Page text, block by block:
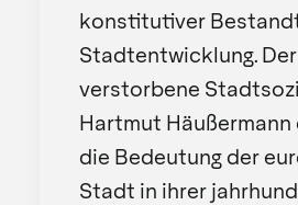
konstitutiver
Stadtentwicklung. Der
verstorbene
Hartmut Häußermann
die Bedeutung der
Stadt in ihrer